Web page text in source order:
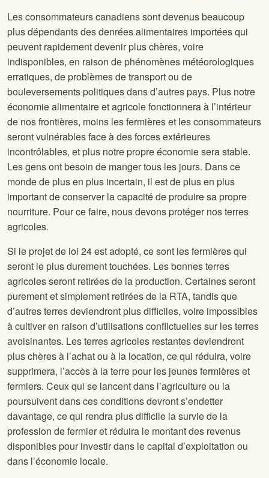
Les consommateurs canadiens sont devenus beaucoup
plus dépendants des denrées alimentaires importées qui
peuvent rapidement devenir plus chères, voire
indisponibles, en raison de phénomènes météorologiques
erratiques, de problèmes de transport ou de
bouleversements politiques dans d’autres pays. Plus notre
économie alimentaire et agricole fonctionnera à l’intérieur
de nos frontières, moins les fermières et les consommateurs
seront vulnérables face à des forces extérieures
incontrôlables, et plus notre propre économie sera stable.
Les gens ont besoin de manger tous les jours. Dans ce
monde de plus en plus incertain, il est de plus en plus
important de conserver la capacité de produire sa propre
nourriture. Pour ce faire, nous devons protéger nos terres
agricoles.
Si le projet de loi 24 est adopté, ce sont les fermières qui
seront le plus durement touchées. Les bonnes terres
agricoles seront retirées de la production. Certaines seront
purement et simplement retirées de la RTA, tandis que
d’autres terres deviendront plus difficiles, voire impossibles
à cultiver en raison d’utilisations conflictuelles sur les terres
avoisinantes. Les terres agricoles restantes deviendront
plus chères à l’achat ou à la location, ce qui réduira, voire
supprimera, l’accès à la terre pour les jeunes fermières et
fermiers. Ceux qui se lancent dans l’agriculture ou la
poursuivent dans ces conditions devront s’endetter
davantage, ce qui rendra plus difficile la survie de la
profession de fermier et réduira le montant des revenus
disponibles pour investir dans le capital d’exploitation ou
dans l’économie locale.